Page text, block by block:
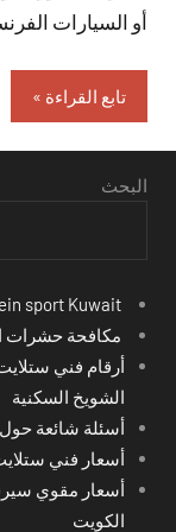
أو السيارات
تابع القراءة
البحث
مكافحة حشرات
أرقام فني
الشويخ السكنية
أسئلة شائعة
أسعار فني
أسعار مقوي
الكويت